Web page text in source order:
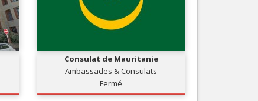
Consulat de Mauritanie
Ambassades & Consulats
Fermé